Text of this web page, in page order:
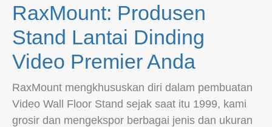
RaxMount: Produsen
Stand Lantai Dinding
Video Premier Anda
RaxMount mengkhususkan diri dalam pembuatan
Video Wall Floor Stand sejak saat itu 1999, kami
grosir dan mengekspor berbagai jenis dan ukuran